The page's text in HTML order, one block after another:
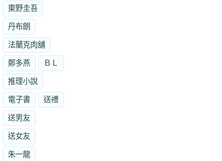
東野圭吾
丹布朗
法蘭克肉舖
鄭多燕 ＢＬ
推理小說
電子書 送禮
送男友
送女友
朱一龍